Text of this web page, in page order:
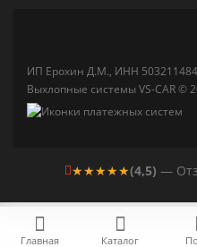
Главная Каталог
ИП Ерохин Д.М., ИНН
Выхлопные системы VS-CAR ©
★★★★★(4,5) —